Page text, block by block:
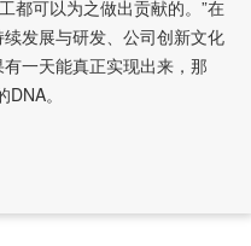
都可以为之做出贡献的。”在
发展与研发、公司创新文化
一天能真正实现出来，那
。